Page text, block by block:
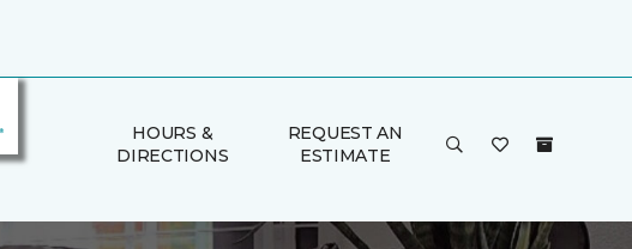
HOURS &
DIRECTIONS
REQUEST AN
ESTIMATE